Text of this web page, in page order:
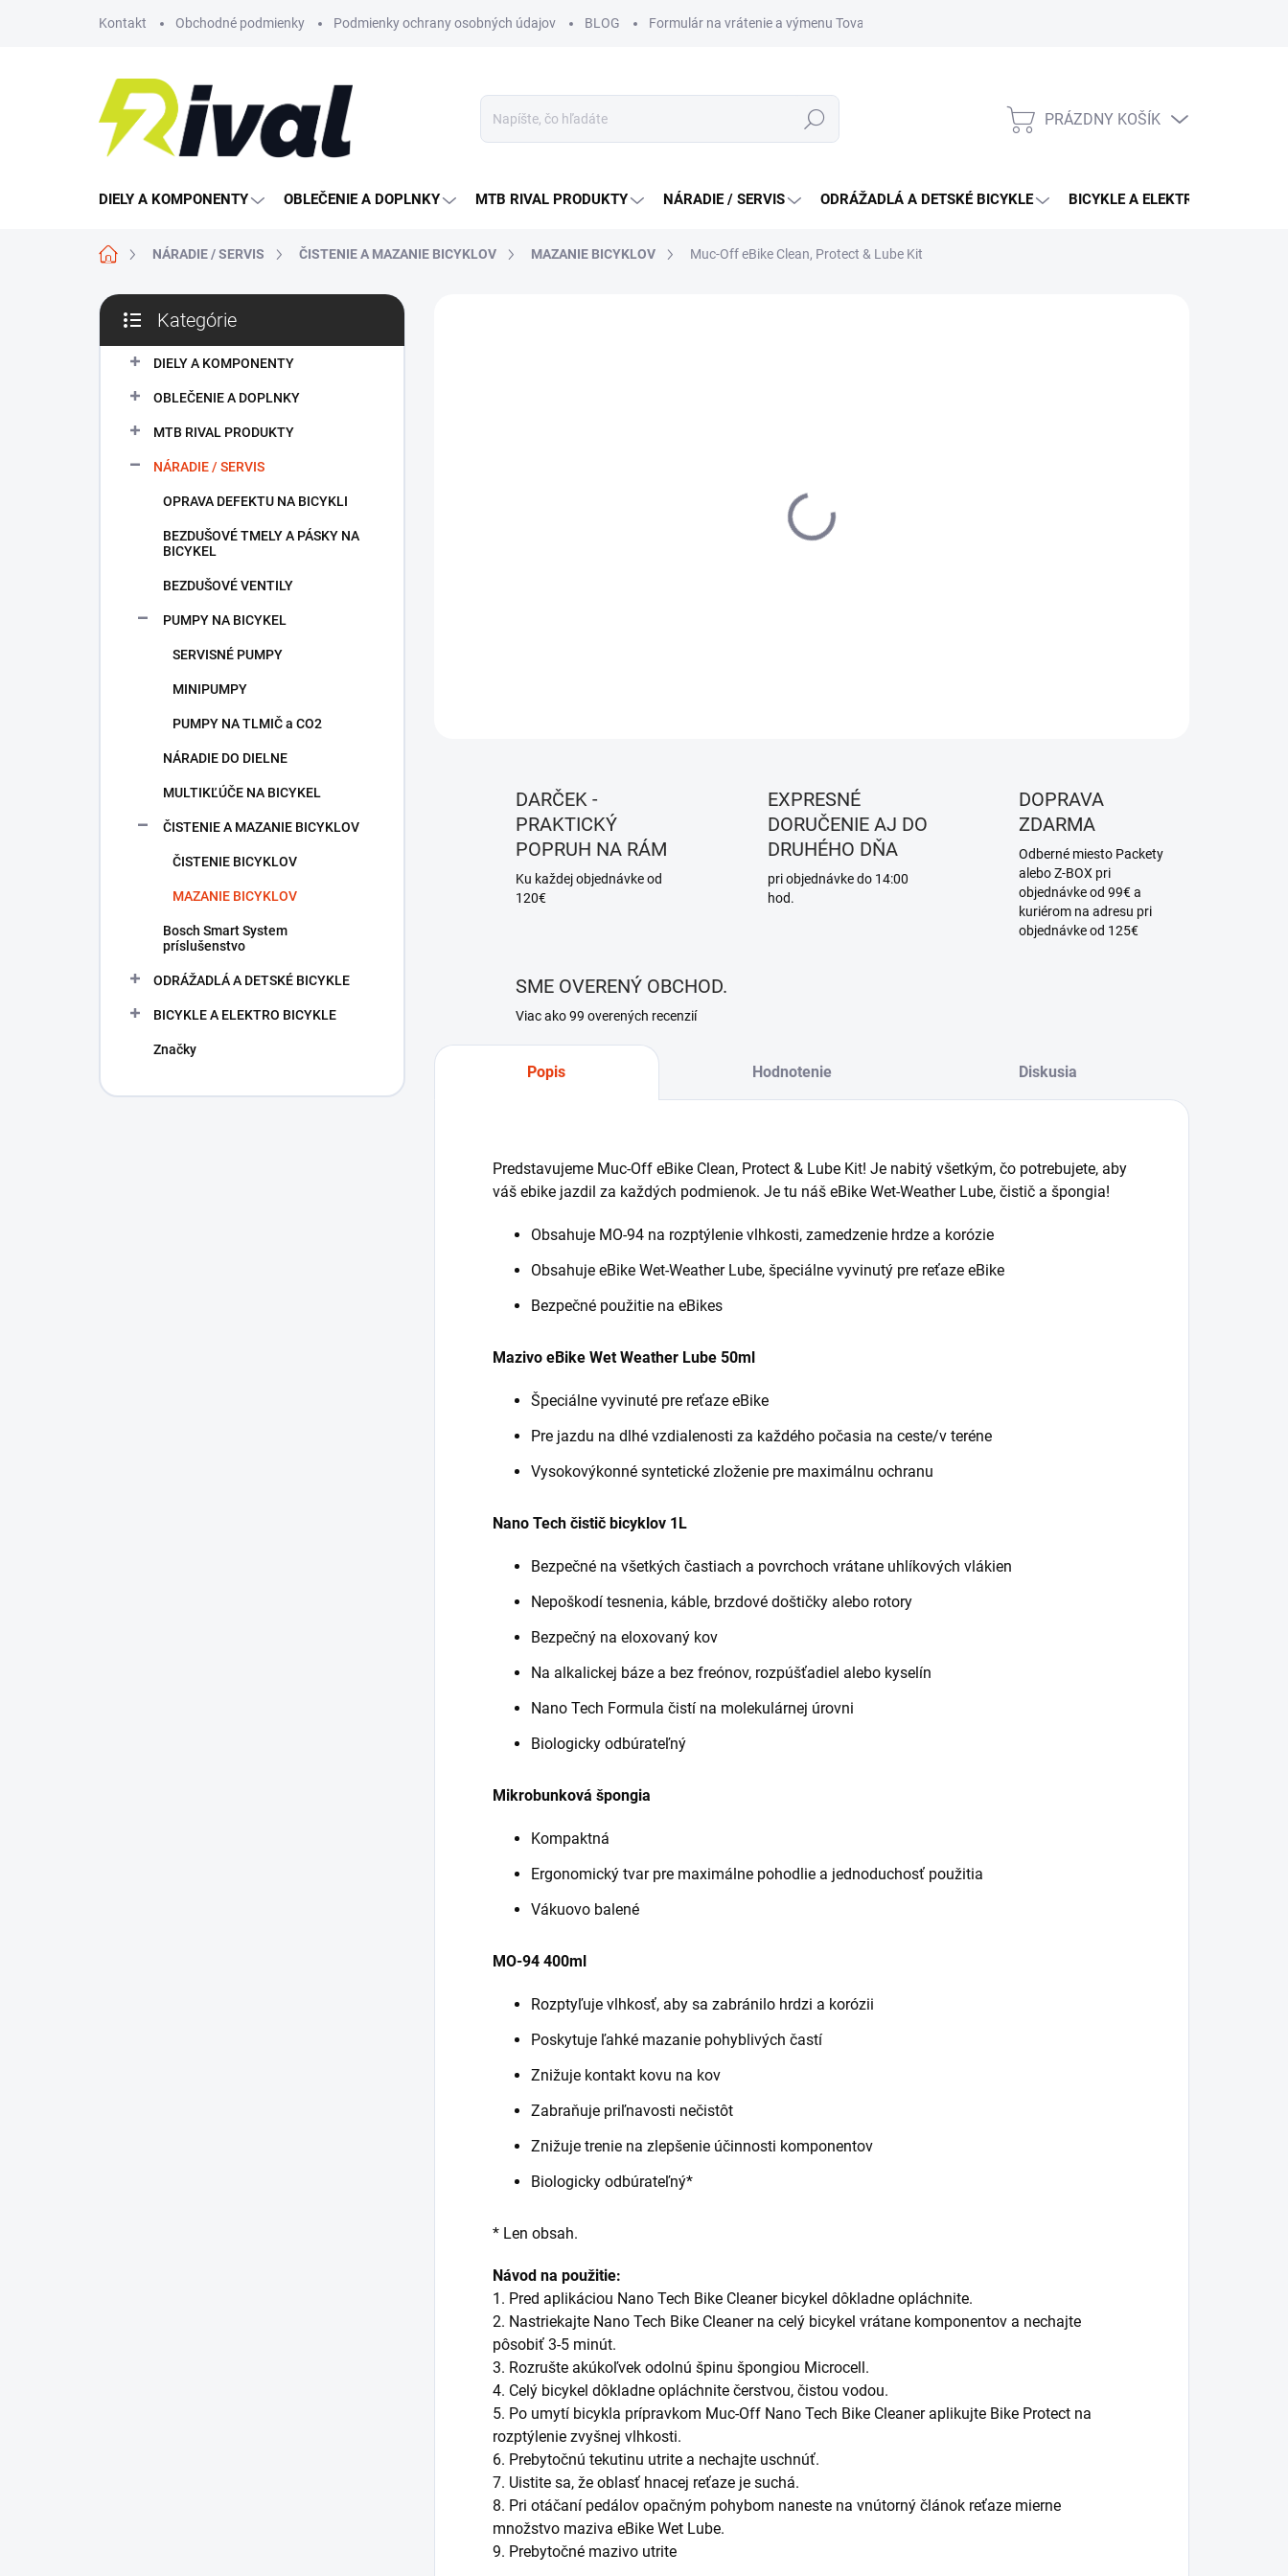
Kontakt Obchodné podmienky Podmienky ochrany osobných údajov BLOG Formulár na vrátenie a výmenu Tovaru
Hľadať
NÁKUPNÝ
PRÁZDNY KOŠÍK
DIELY A KOMPONENTY OBLEČENIE A DOPLNKY MTB RIVAL PRODUKTY NÁRADIE / SERVIS ODRÁŽADLÁ A DETSKÉ BICYKLE BICYKLE A ELEKTRO BICYKLE
DomovNÁRADIE / SERVIS ČISTENIE A MAZANIE BICYKLOV MAZANIE BICYKLOV Muc-Off eBike Clean, Protect & Lube Kit
B
č
kategórie
Kategórie
DIELY A KOMPONENTY
OBLEČENIE A DOPLNKY
MTB RIVAL PRODUKTY
NÁRADIE / SERVIS
OPRAVA DEFEKTU NA BICYKLI
BEZDUŠOVÉ TMELY A PÁSKY NA
BICYKEL
BEZDUŠOVÉ VENTILY
PUMPY NA BICYKEL
SERVISNÉ PUMPY
MINIPUMPY
PUMPY NA TLMIČ a CO2
NÁRADIE DO DIELNE
MULTIKĽÚČE NA BICYKEL
ČISTENIE A MAZANIE BICYKLOV
ČISTENIE BICYKLOV
MAZANIE BICYKLOV
Bosch Smart System
príslušenstvo
ODRÁŽADLÁ A DETSKÉ BICYKLE
BICYKLE A ELEKTRO BICYKLE
Značky
DARČEK -
PRAKTICKÝ
POPRUH NA RÁM
Ku každej objednávke od
120€
EXPRESNÉ
DORUČENIE AJ DO
DRUHÉHO DŇA
pri objednávke do 14:00
hod.
DOPRAVA
ZDARMA
Odberné miesto Packety
alebo Z-BOX pri
objednávke od 99€ a
kuriérom na adresu pri
objednávke od 125€
SME OVERENÝ OBCHOD.
Viac ako 99 overených recenzií
Popis Hodnotenie Diskusia
Predstavujeme Muc-Off eBike Clean, Protect & Lube Kit! Je nabitý všetkým, čo potrebujete, aby
váš ebike jazdil za každých podmienok. Je tu náš eBike Wet-Weather Lube, čistič a špongia!
Obsahuje MO-94 na rozptýlenie vlhkosti, zamedzenie hrdze a korózie
Obsahuje eBike Wet-Weather Lube, špeciálne vyvinutý pre reťaze eBike
Bezpečné použitie na eBikes
Mazivo eBike Wet Weather Lube 50ml
Špeciálne vyvinuté pre reťaze eBike
Pre jazdu na dlhé vzdialenosti za každého počasia na ceste/v teréne
Vysokovýkonné syntetické zloženie pre maximálnu ochranu
Nano Tech čistič bicyklov 1L
Bezpečné na všetkých častiach a povrchoch vrátane uhlíkových vlákien
Nepoškodí tesnenia, káble, brzdové doštičky alebo rotory
Bezpečný na eloxovaný kov
Na alkalickej báze a bez freónov, rozpúšťadiel alebo kyselín
Nano Tech Formula čistí na molekulárnej úrovni
Biologicky odbúrateľný
Mikrobunková špongia
Kompaktná
Ergonomický tvar pre maximálne pohodlie a jednoduchosť použitia
Vákuovo balené
MO-94 400ml
Rozptyľuje vlhkosť, aby sa zabránilo hrdzi a korózii
Poskytuje ľahké mazanie pohyblivých častí
Znižuje kontakt kovu na kov
Zabraňuje priľnavosti nečistôt
Znižuje trenie na zlepšenie účinnosti komponentov
Biologicky odbúrateľný*
* Len obsah.
Návod na použitie:
1. Pred aplikáciou Nano Tech Bike Cleaner bicykel dôkladne opláchnite.
2. Nastriekajte Nano Tech Bike Cleaner na celý bicykel vrátane komponentov a nechajte
pôsobiť 3-5 minút.
3. Rozrušte akúkoľvek odolnú špinu špongiou Microcell.
4. Celý bicykel dôkladne opláchnite čerstvou, čistou vodou.
5. Po umytí bicykla prípravkom Muc-Off Nano Tech Bike Cleaner aplikujte Bike Protect na
rozptýlenie zvyšnej vlhkosti.
6. Prebytočnú tekutinu utrite a nechajte uschnúť.
7. Uistite sa, že oblasť hnacej reťaze je suchá.
8. Pri otáčaní pedálov opačným pohybom naneste na vnútorný článok reťaze mierne
množstvo maziva eBike Wet Lube.
9. Prebytočné mazivo utrite